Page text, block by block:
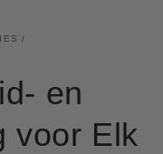
/
en
voor Elk